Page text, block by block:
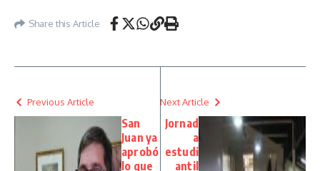
Share this Article
Previous Article
San
Juan ya
aprobó
lo que
Next Article
Jornad
a
estudi
antil